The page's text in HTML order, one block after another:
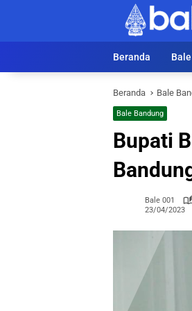
Beranda
Beranda Bale
Bale Bandung
Bupati
Bale 001
23/04/2023